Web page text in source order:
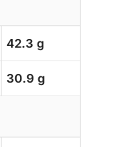
42.3 g
30.9 g